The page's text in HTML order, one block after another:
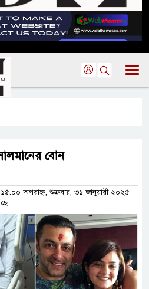
বোন
অপরাহ্ন, শুক্রবার, ৩১ জানুয়ারী ২০২৫